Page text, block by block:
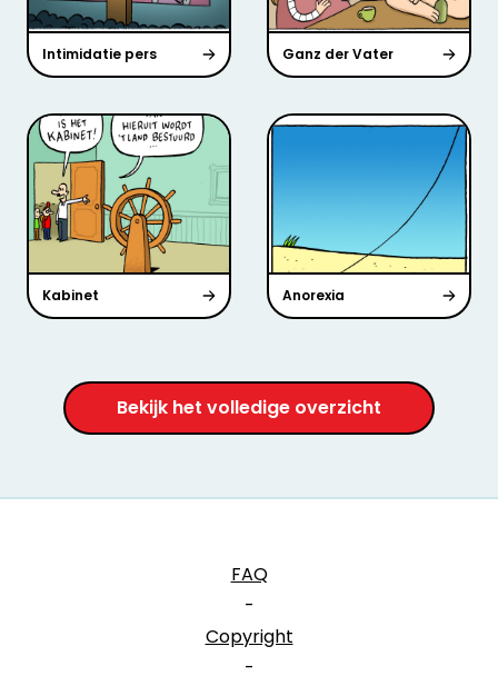
Intimidatie pers Ganz der Vater
Kabinet Anorexia
Bekijk het volledige overzicht
FAQ
-
Copyright
-